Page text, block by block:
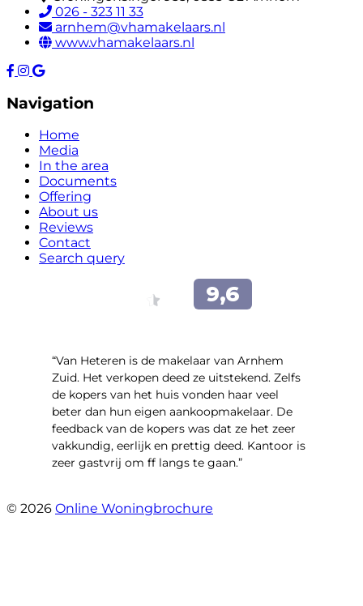
026 - 323 11 33
arnhem@vhamakelaars.nl
www.vhamakelaars.nl
Navigation
Home
Media
In the area
Documents
Offering
About us
Reviews
Contact
Search query
“Van Heteren is de makelaar van Arnhem
Zuid. Het verkopen deed ze uitstekend. Zelfs
de kopers van het huis vonden haar veel
beter dan hun eigen aankoopmakelaar. De
feedback van de kopers was dat ze het zeer
vakkundig, eerlijk en prettig deed. Kantoor is
zeer gastvrij om ff langs te gaan.”
© 2026 Online Woningbrochure